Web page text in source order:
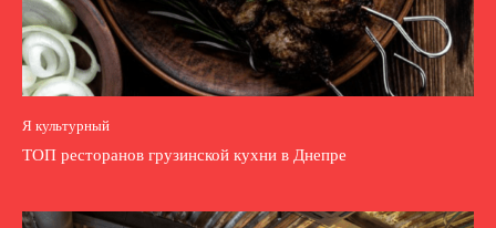
Я культурный
ТОП ресторанов грузинской кухни в Днепре